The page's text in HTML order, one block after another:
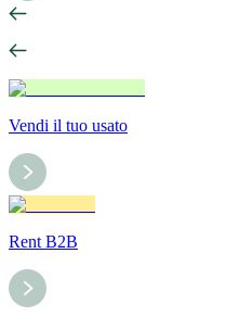
Vendi il tuo usato
Rent B2B